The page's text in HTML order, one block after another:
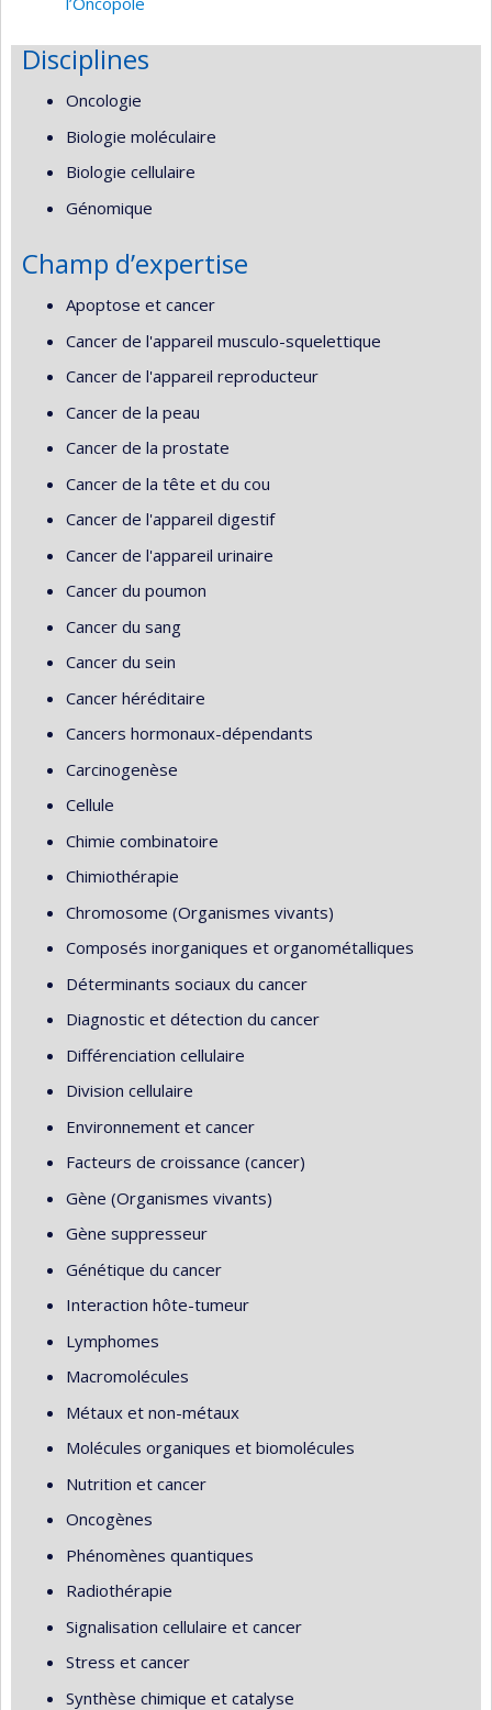
Disciplines
Oncologie
Biologie moléculaire
Biologie cellulaire
Génomique
Champ d’expertise
Apoptose et cancer
Cancer de l'appareil musculo-squelettique
Cancer de l'appareil reproducteur
Cancer de la peau
Cancer de la prostate
Cancer de la tête et du cou
Cancer de l'appareil digestif
Cancer de l'appareil urinaire
Cancer du poumon
Cancer du sang
Cancer du sein
Cancer héréditaire
Cancers hormonaux-dépendants
Carcinogenèse
Cellule
Chimie combinatoire
Chimiothérapie
Chromosome (Organismes vivants)
Composés inorganiques et organométalliques
Déterminants sociaux du cancer
Diagnostic et détection du cancer
Différenciation cellulaire
Division cellulaire
Environnement et cancer
Facteurs de croissance (cancer)
Gène (Organismes vivants)
Gène suppresseur
Génétique du cancer
Interaction hôte-tumeur
Lymphomes
Macromolécules
Métaux et non-métaux
Molécules organiques et biomolécules
Nutrition et cancer
Oncogènes
Phénomènes quantiques
Radiothérapie
Signalisation cellulaire et cancer
Stress et cancer
Synthèse chimique et catalyse